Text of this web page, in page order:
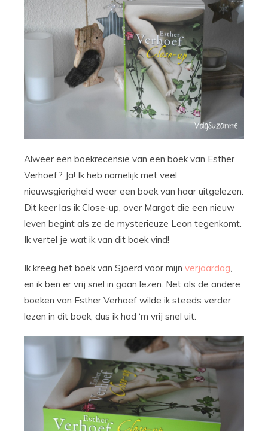
Alweer een boekrecensie van een boek van Esther
Verhoef? Ja! Ik heb namelijk met veel
nieuwsgierigheid weer een boek van haar uitgelezen.
Dit keer las ik Close-up, over Margot die een nieuw
leven begint als ze de mysterieuze Leon tegenkomt.
Ik vertel je wat ik van dit boek vind!
Ik kreeg het boek van Sjoerd voor mijn verjaardag,
en ik ben er vrij snel in gaan lezen. Net als de andere
boeken van Esther Verhoef wilde ik steeds verder
lezen in dit boek, dus ik had ‘m vrij snel uit.